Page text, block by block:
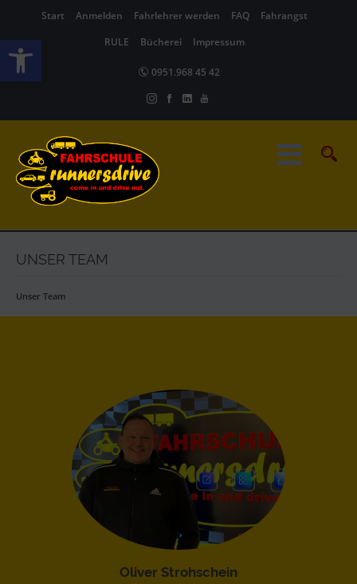
Werkzeugleiste öffnen
Start Anmelden Fahrlehrer werden FAQ
Fahrangst
RULE
Bücherei Impressum
0951.968 45 42
UNSER TEAM
Unser Team
Oliver Strohschein